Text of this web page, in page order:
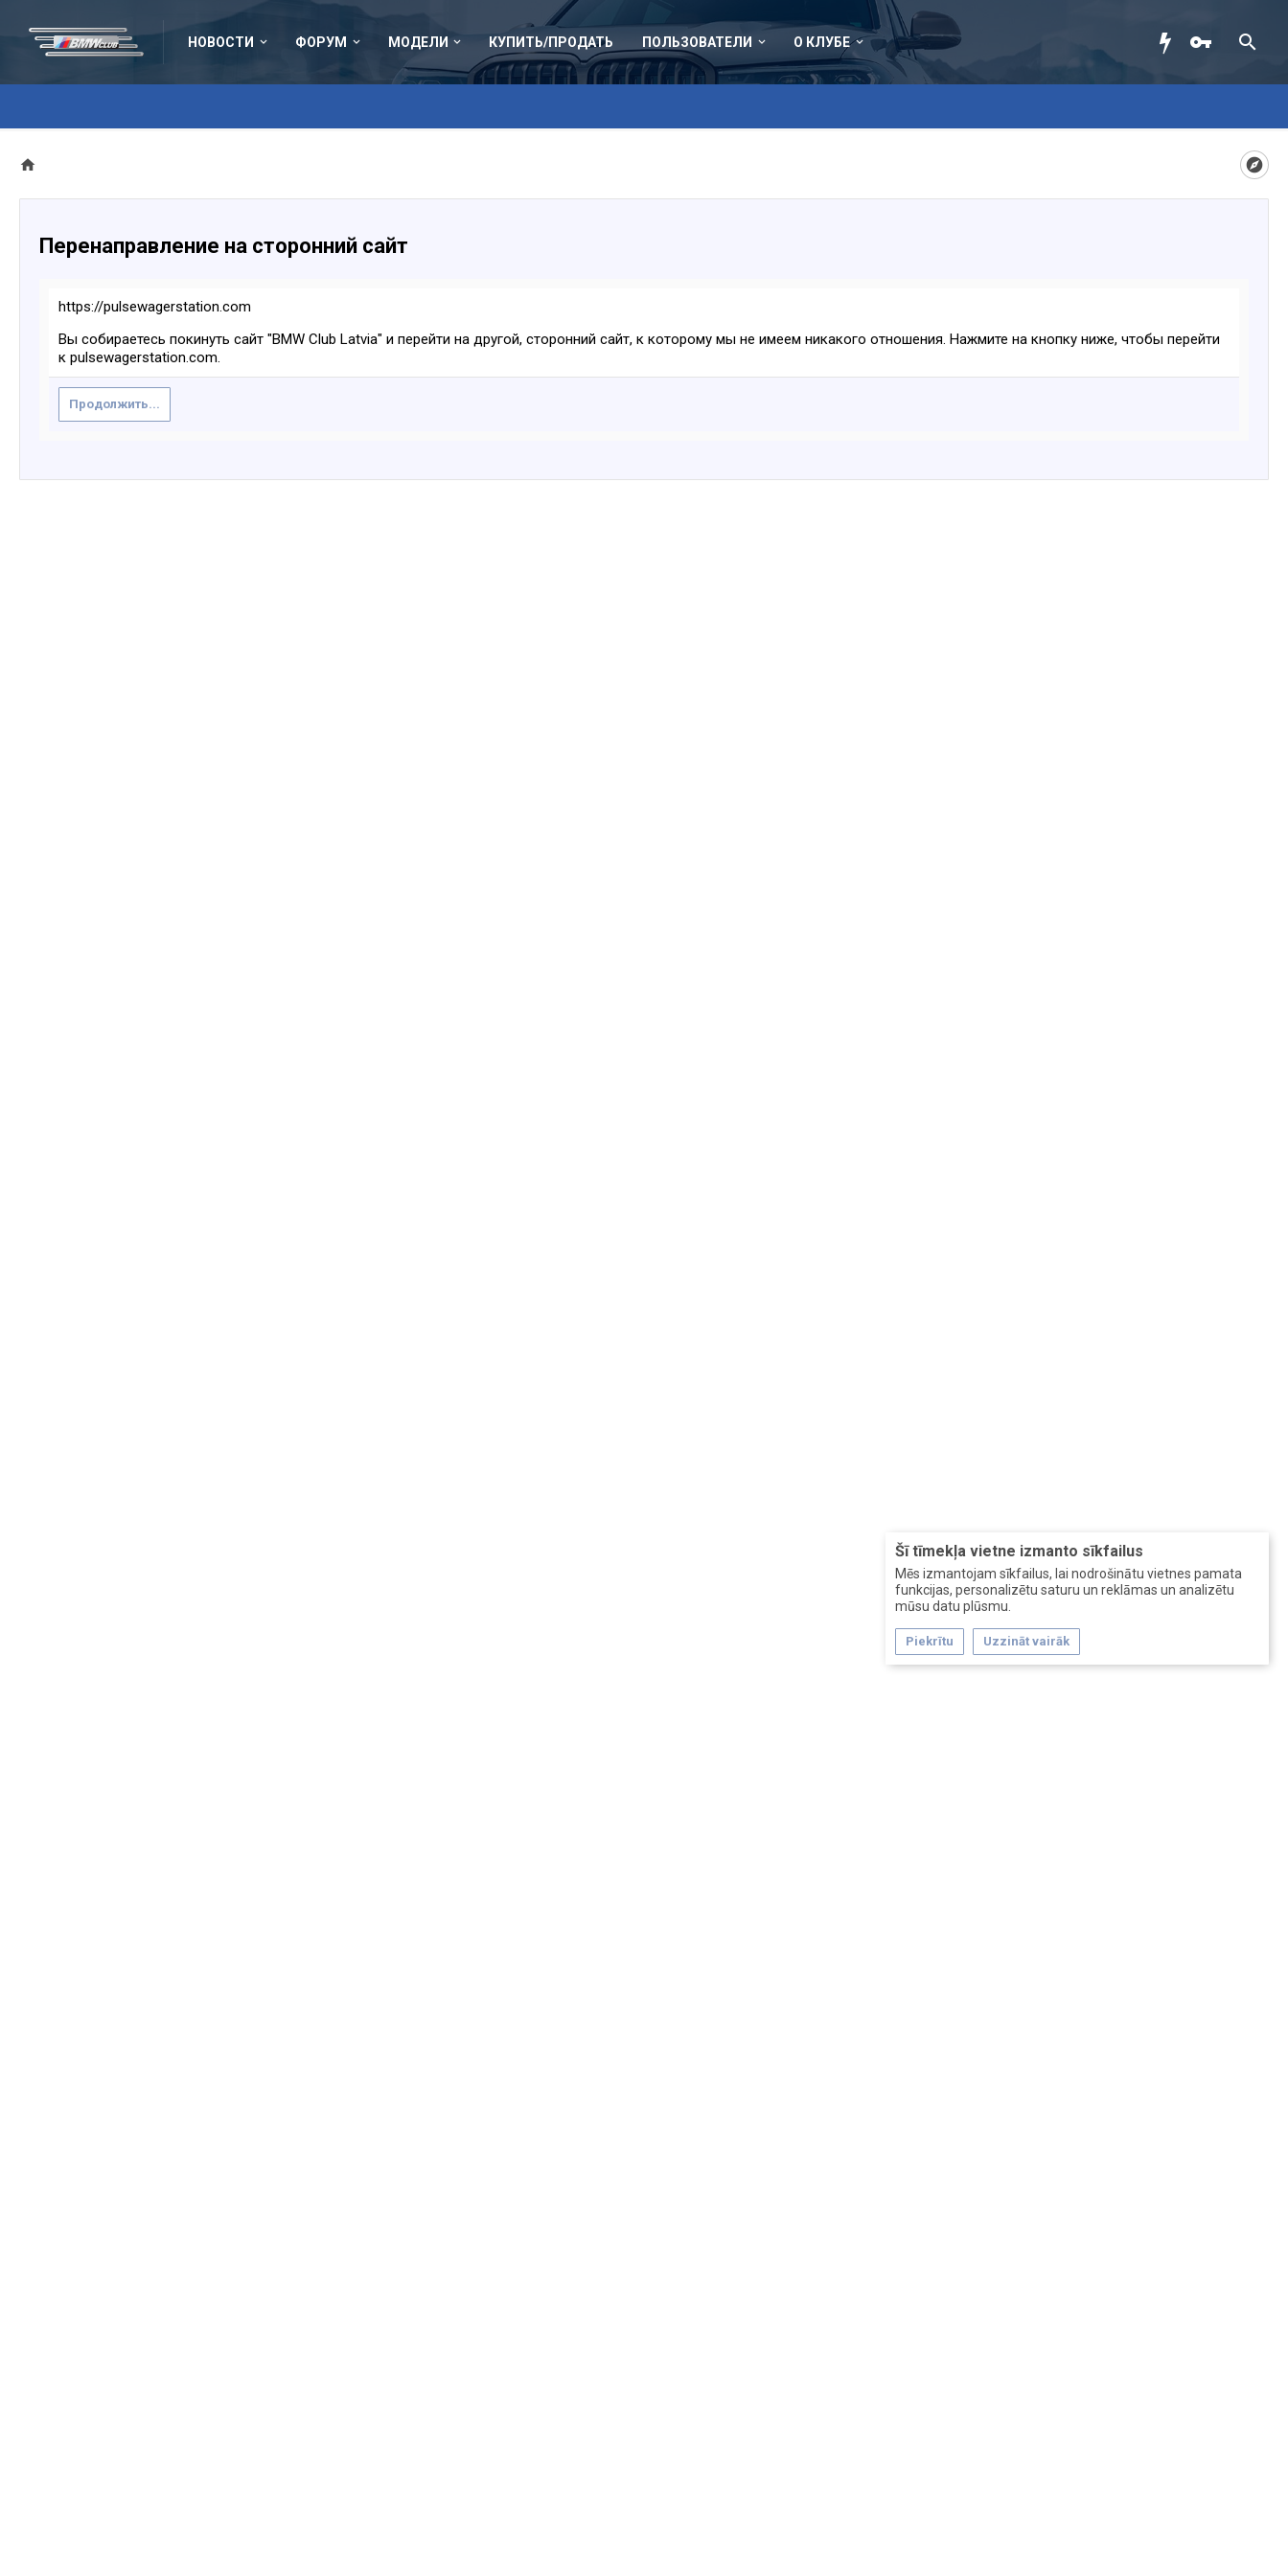
НОВОСТИ ФОРУМ МОДЕЛИ КУПИТЬ/ПРОДАТЬ ПОЛЬЗОВАТЕЛИ О КЛУБЕ
Šī tīmekļa vietne izmanto sīkfailus
Mēs izmantojam sīkfailus, lai nodrošinātu vietnes pamata
funkcijas, personalizētu saturu un reklāmas un analizētu
mūsu datu plūsmu.
Piekrītu Uzzināt vairāk
Перенаправление на сторонний сайт
https://pulsewagerstation.com
Вы собираетесь покинуть сайт "BMW Club Latvia" и перейти на другой, сторонний сайт, к которому мы не имеем никакого отношения. Нажмите на кнопку ниже, чтобы перейти
к pulsewagerstation.com.
Продолжить...